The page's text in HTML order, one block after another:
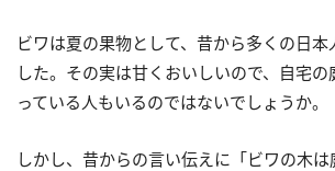
ビワは夏の果物として、昔から多くの日本
した。その実は甘くおいしいので、自宅
っている人もいるのではないでしょうか。
しかし、昔からの言い伝えに「ビワの木